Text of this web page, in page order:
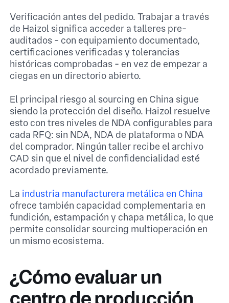
Verificación antes del pedido. Trabajar a través
de Haizol significa acceder a talleres pre-
auditados - con equipamiento documentado,
certificaciones verificadas y tolerancias
históricas comprobadas - en vez de empezar a
ciegas en un directorio abierto.
El principal riesgo al sourcing en China sigue
siendo la protección del diseño. Haizol resuelve
esto con tres niveles de NDA configurables para
cada RFQ: sin NDA, NDA de plataforma o NDA
del comprador. Ningún taller recibe el archivo
CAD sin que el nivel de confidencialidad esté
acordado previamente.
La industria manufacturera metálica en China
ofrece también capacidad complementaria en
fundición, estampación y chapa metálica, lo que
permite consolidar sourcing multioperación en
un mismo ecosistema.
¿Cómo evaluar un